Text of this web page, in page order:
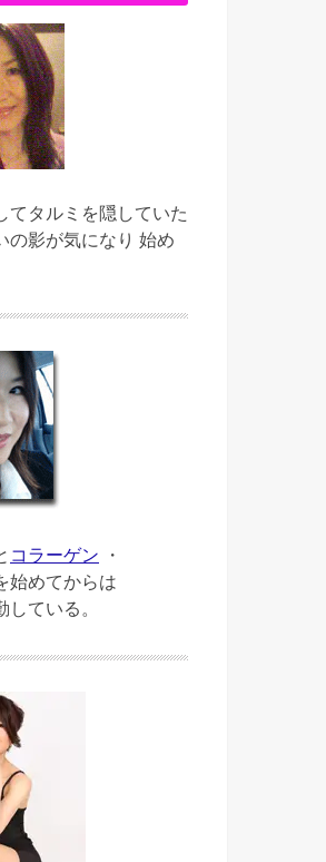
タルミを隠していた
の影が気になり 始め
コラーゲン ・
始めてからは
ている。